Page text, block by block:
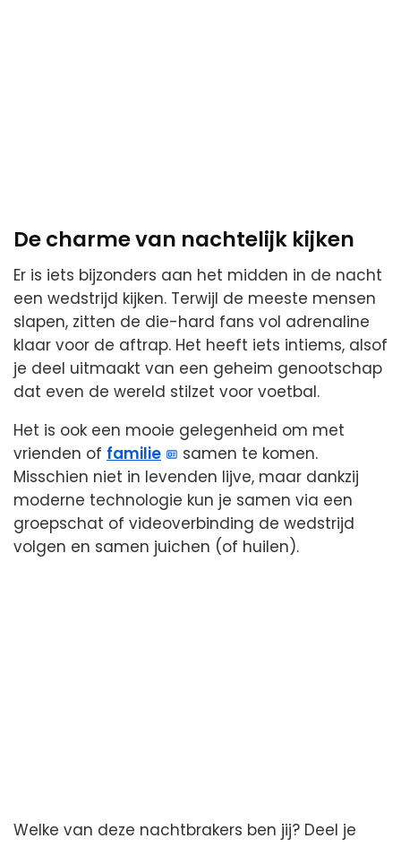
De charme van nachtelijk kijken
Er is iets bijzonders aan het midden in de nacht
een wedstrijd kijken. Terwijl de meeste mensen
slapen, zitten de die-hard fans vol adrenaline
klaar voor de aftrap. Het heeft iets intiems, alsof
je deel uitmaakt van een geheim genootschap
dat even de wereld stilzet voor voetbal.
Het is ook een mooie gelegenheid om met
vrienden of familie
samen te komen.
Misschien niet in levenden lijve, maar dankzij
moderne technologie kun je samen via een
groepschat of videoverbinding de wedstrijd
volgen en samen juichen (of huilen).
Welke van deze nachtbrakers ben jij? Deel je